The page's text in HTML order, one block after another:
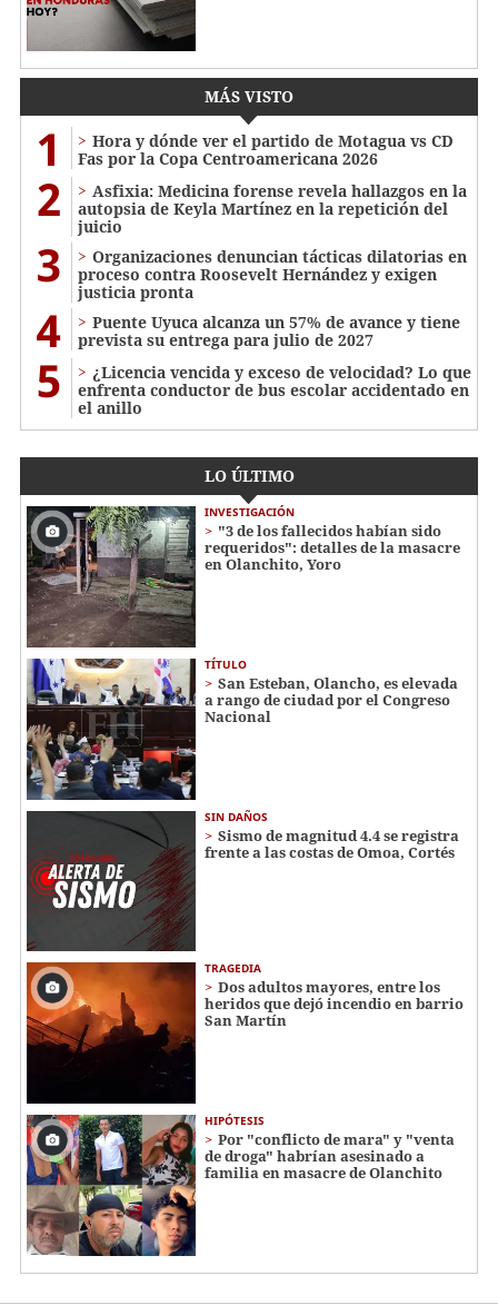
MÁS VISTO
1
Hora y dónde ver el partido de Motagua vs CD
Fas por la Copa Centroamericana 2026
2
Asfixia: Medicina forense revela hallazgos en la
autopsia de Keyla Martínez en la repetición del
juicio
3
Organizaciones denuncian tácticas dilatorias en
proceso contra Roosevelt Hernández y exigen
justicia pronta
4
Puente Uyuca alcanza un 57% de avance y tiene
prevista su entrega para julio de 2027
5
¿Licencia vencida y exceso de velocidad? Lo que
enfrenta conductor de bus escolar accidentado en
el anillo
LO ÚLTIMO
INVESTIGACIÓN
"3 de los fallecidos habían sido
requeridos": detalles de la masacre
en Olanchito, Yoro
TÍTULO
San Esteban, Olancho, es elevada
a rango de ciudad por el Congreso
Nacional
SIN DAÑOS
Sismo de magnitud 4.4 se registra
frente a las costas de Omoa, Cortés
TRAGEDIA
Dos adultos mayores, entre los
heridos que dejó incendio en barrio
San Martín
HIPÓTESIS
Por "conflicto de mara" y "venta
de droga" habrían asesinado a
familia en masacre de Olanchito